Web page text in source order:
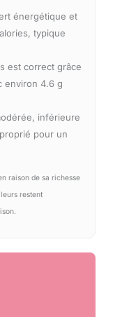
énergétique et
typique
est correct grâce
environ 4.6 g
inférieure
pour un
raison de sa richesse
restent